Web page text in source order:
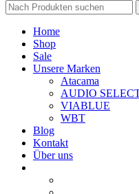
Home
Shop
Sale
Unsere Marken
Atacama
AUDIO
VIABLUE
WBT
Blog
Kontakt
Über uns